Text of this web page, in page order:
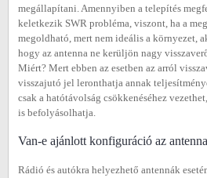
megállapítani. Amennyiben a telepítés
keletkezik SWR probléma, viszont, ha a
megoldható, mert nem ideális a környezet,
hogy az antenna ne kerüljön nagy
Miért? Mert ebben az esetben az arról
visszajutó jel leronthatja annak
csak a hatótávolság csökkenéséhez
is befolyásolhatja.
Van-e ajánlott konfiguráció az
Rádió és autókra helyezhető antennák